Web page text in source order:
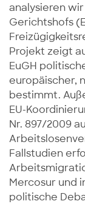
analysieren
Gerichtshofs
Projekt zeigt
EuGH
europäischer,
bestimmt.
EU-
Nr. 897/2009
Fallstudien
Mercosur und
politische